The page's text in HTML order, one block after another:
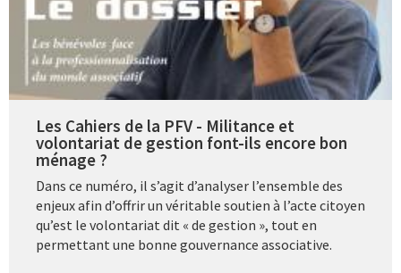
Les Cahiers de la PFV - Militance et
volontariat de gestion font-ils encore bon
ménage ?
Dans ce numéro, il s’agit d’analyser l’ensemble des
enjeux afin d’offrir un véritable soutien à l’acte citoyen
qu’est le volontariat dit « de gestion », tout en
permettant une bonne gouvernance associative.